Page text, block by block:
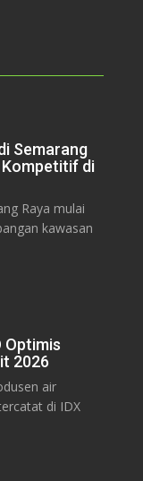
Semarang
Kompetitif di
Raya mulai
kawasan
Optimis
2026
air
di IDX